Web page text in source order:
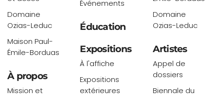
Domaine
Ozias-Leduc
Maison Paul-
Émile-Borduas
À propos
Mission et
Événements
Éducation
Expositions
À l'affiche
Expositions
extérieures
Domaine
Ozias-Leduc
Artistes
Appel de
dossiers
Biennale du